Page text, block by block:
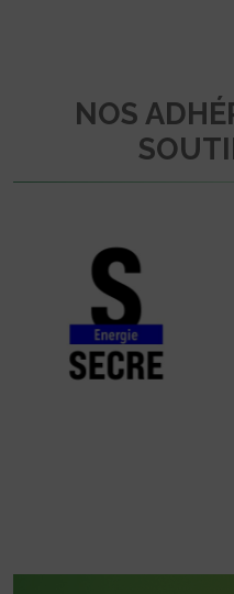
NOS